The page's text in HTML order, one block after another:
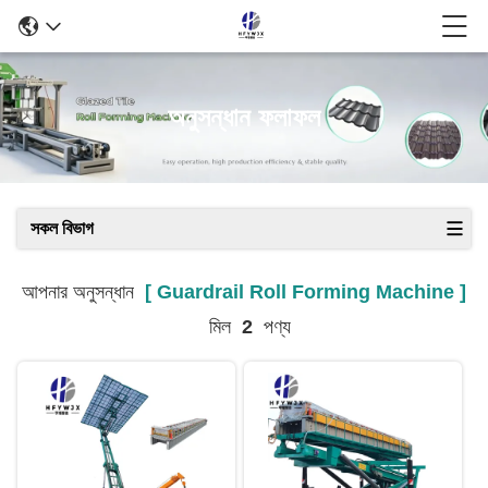
অনুসন্ধান ফলাফল
সকল বিভাগ
আপনার অনুসন্ধান [ Guardrail Roll Forming Machine ]
মিল 2পণ্য